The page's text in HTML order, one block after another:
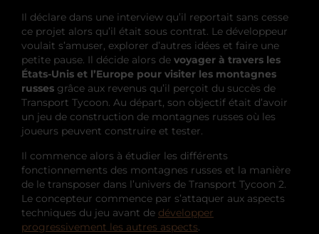
Il déclare dans une interview qu’il reportait sans cesse
ce projet alors qu’il était sous contrat. Le développeur
voulait s’amuser, explorer d’autres idées et faire une
petite pause. Il décide alors de voyager à travers les
États-Unis et l’Europe pour visiter les montagnes
russes grâce aux revenus qu’il perçoit du succès de
Transport Tycoon. Au départ, son objectif était d’avoir
un jeu de construction de montagnes russes où les
joueurs peuvent construire et tester.
Il commence alors à étudier les différents
fonctionnements des montagnes russes et la manière
de le transposer dans l’univers de Transport Tycoon 2.
Le concepteur commence par s’attaquer aux aspects
techniques du jeu avant de développer
progressivement les autres aspects.